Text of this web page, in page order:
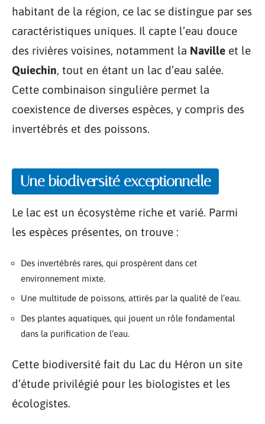
habitant de la région, ce lac se distingue par ses
caractéristiques uniques. Il capte l’eau douce
des rivières voisines, notamment la Naville et le
Quiechin, tout en étant un lac d’eau salée.
Cette combinaison singulière permet la
coexistence de diverses espèces, y compris des
invertébrés et des poissons.
Une biodiversité exceptionnelle
Le lac est un écosystème riche et varié. Parmi
les espèces présentes, on trouve :
Des invertébrés rares, qui prospèrent dans cet
environnement mixte.
Une multitude de poissons, attirés par la qualité de l’eau.
Des plantes aquatiques, qui jouent un rôle fondamental
dans la purification de l’eau.
Cette biodiversité fait du Lac du Héron un site
d’étude privilégié pour les biologistes et les
écologistes.